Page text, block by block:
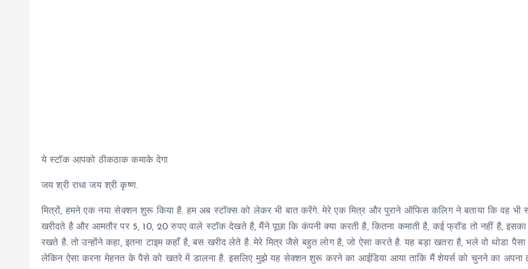
ये स्टॉक आपको ठीकठाक कमाके देगा
जय श्री राधा जय श्री कृष्ण.
मित्रों, हमने एक नया सेक्शन शुरू किया है. हम अब स्टॉक्स को लेकर भी बात करेंगे. मेरे एक मित्र और पुराने ऑफिस कलिग ने बताया कि वह भी
खरीदते है और आमतौर पर 5, 10, 20 रुपए वाले स्टॉक देखते है, मैंने पूछा कि कंपनी क्या करती है, कितना कमाती है, कई फ्रॉड तो नहीं है, इसका
रखते है. तो उन्होंने कहा, इतना टाइम कहाँ है, बस खरीद लेते है. मेरे मित्र जैसे बहुत लोग है, जो ऐसा करते है. यह बड़ा खतरा है, भले वो थोडा पैसा
लेकिन ऐसा करना मेहनत के पैसे को खतरे में डालना है. इसलिए मुझे यह सेक्शन शुरू करने का आईडिया आया ताकि मैं शेयर्स को चुनने का अपना